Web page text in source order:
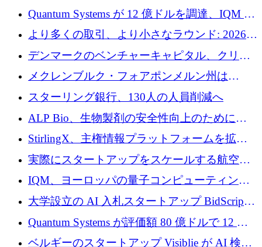
との提携で軍用ドローンにソフトウェアファ
ースト戦略を採用
Quantum Systems が 12 億ドルを調達、IQM が
米国の主要取引所で初の欧州量子企業とな
る、6 月に欧州のスタートアップ資金調達
より多くの取引、より小さなラウンド: 2026
年 6 月に欧州のスタートアップ資金調達
デンマークのベンチャーキャピタル、クリメ
ンタム・キャピタルが気候変動対策ハードウ
ェア投資として初回クローズで6,000万ユーロ
を確保
メクレンブルク・フォアポンメルン州は
Nextcloud を州全体に展開し、オープンソース
戦略を拡大
スターリング銀行、130人の人員削減へ
ALP Bio、生物製剤の安全性向上のために
Venture Kick から 16 万 1,000 ユーロを調達
StirlingX、主権情報プラットフォームを拡張
するためにシリーズ A で 2,000 万ドルを確保
実際にスタートアップをスケールする航空イ
ノベーション モデルを学ぶ
IQM、ヨーロッパの量子コンピューティング
企業として初めて米国の主要取引所に上場
大学設立の AI 入札スタートアップ BidScript
がプレシード資金総額 100 万ドルを突破
Quantum Systems が評価額 80 億ドルで 12 億
ドルを調達
ベルギーのスタートアップ Visiblie が AI 検索